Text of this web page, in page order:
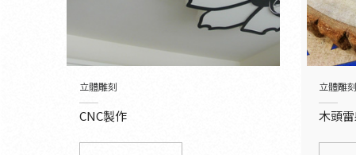
立體雕刻
CNC製作
立體雕刻
木頭